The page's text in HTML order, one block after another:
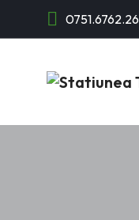
0751.6762.26